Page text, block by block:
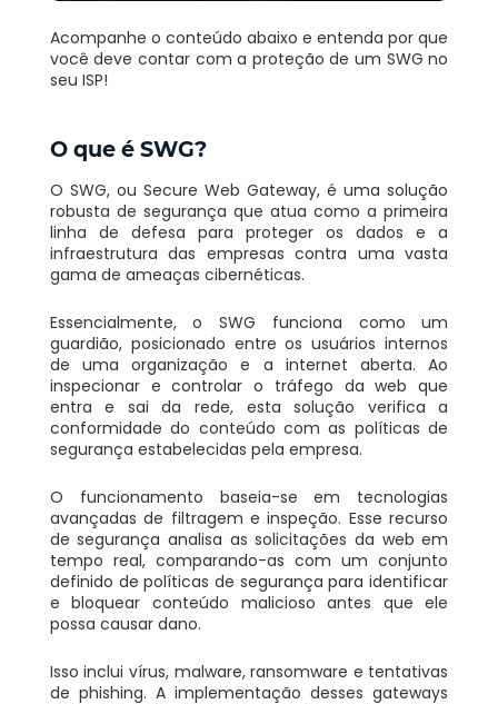
Acompanhe o conteúdo abaixo e entenda por que
você deve contar com a proteção de um SWG no
seu ISP!
O que é SWG?
O SWG, ou Secure Web Gateway, é uma solução
robusta de segurança que atua como a primeira
linha de defesa para proteger os dados e a
infraestrutura das empresas contra uma vasta
gama de ameaças cibernéticas.
Essencialmente, o SWG funciona como um
guardião, posicionado entre os usuários internos
de uma organização e a internet aberta. Ao
inspecionar e controlar o tráfego da web que
entra e sai da rede, esta solução verifica a
conformidade do conteúdo com as políticas de
segurança estabelecidas pela empresa.
O funcionamento baseia-se em tecnologias
avançadas de filtragem e inspeção. Esse recurso
de segurança analisa as solicitações da web em
tempo real, comparando-as com um conjunto
definido de políticas de segurança para identificar
e bloquear conteúdo malicioso antes que ele
possa causar dano.
Isso inclui vírus, malware, ransomware e tentativas
de phishing. A implementação desses gateways